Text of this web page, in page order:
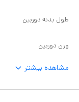
طول بدنه دوربین
وزن دوربین
مشاهده بیشتر